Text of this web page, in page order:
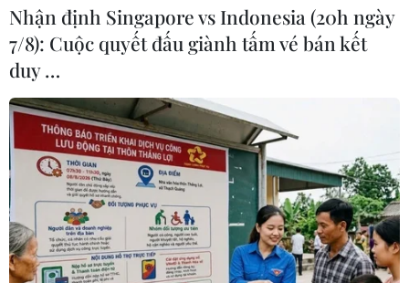
BIDV chốt ngày chia 498 triệu cổ
phiếu, tăng vốn điều lệ lên 77.783 tỷ
đồng
06/08/2026 13:42
Hướng tới mục tiêu quy mô dự trữ
đạt 1% GDP vào năm 2030
06/08/2026 10:23
Nhận định Singapore vs Indonesia (20h ngày
7/8): Cuộc quyết đấu giành tấm vé bán kết
duy …